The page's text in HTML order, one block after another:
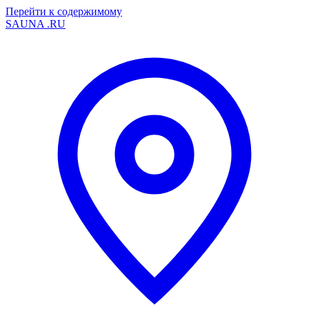
Перейти к содержимому
SAUNA .RU